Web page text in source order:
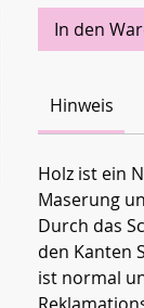
In den
Hinweis
Holz ist ein
Maserung
Durch das
den Kanten
ist normal